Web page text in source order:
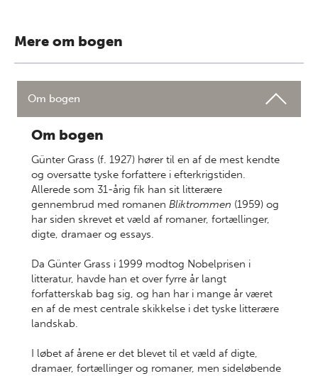
Mere om bogen
Om bogen
Om bogen
Günter Grass (f. 1927) hører til en af de mest kendte
og oversatte tyske forfattere i efterkrigstiden.
Allerede som 31-årig fik han sit litterære
gennembrud med romanen Bliktrommen (1959) og
har siden skrevet et væld af romaner, fortællinger,
digte, dramaer og essays.
Da Günter Grass i 1999 modtog Nobelprisen i
litteratur, havde han et over fyrre år langt
forfatterskab bag sig, og han har i mange år været
en af de mest centrale skikkelse i det tyske litterære
landskab.
I løbet af årene er det blevet til et væld af digte,
dramaer, fortællinger og romaner, men sideløbende